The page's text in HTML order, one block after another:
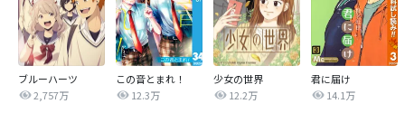
ブルーハーツ
2,757万
この音とまれ！
12.3万
少女の世界
12.2万
君に届け
14.1万